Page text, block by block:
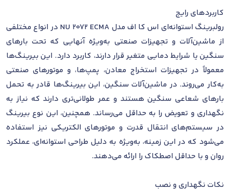
کاربردهای رایج
رولبرینگ استوانه‌ای اس کا اف مدل NU 2072 ECMA در انواع مختلفی
از ماشین‌آلات و تجهیزات صنعتی به‌ویژه آنهایی که تحت بارهای
سنگین یا شرایط دمایی متغیر قرار دارند، کاربرد دارد. این بیرینگ‌ها
معمولاً در تجهیزات استخراج معادن، پمپ‌ها، و موتورهای صنعتی
به‌کار می‌روند. در ماشین‌آلات سنگین، این بیرینگ‌ها قادر به تحمل
بارهای شعاعی سنگین هستند و عمر طولانی‌تری دارند که نیاز به
نگهداری و تعویض را به حداقل می‌رساند. همچنین، این نوع بیرینگ
در سیستم‌های انتقال قدرت و موتورهای الکتریکی نیز استفاده
می‌شود که در این زمینه، به‌ویژه به دلیل طراحی استوانه‌ای، عملکرد
روان و با حداقل اصطکاک را ارائه می‌دهند.
نکات نگهداری و نصب